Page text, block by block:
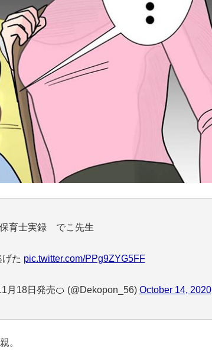
保育士実録 でこ先生
た pic.twitter.com/PPg9ZYG5FF
18日発売🍊 (@Dekopon_56) October 14, 2020
。